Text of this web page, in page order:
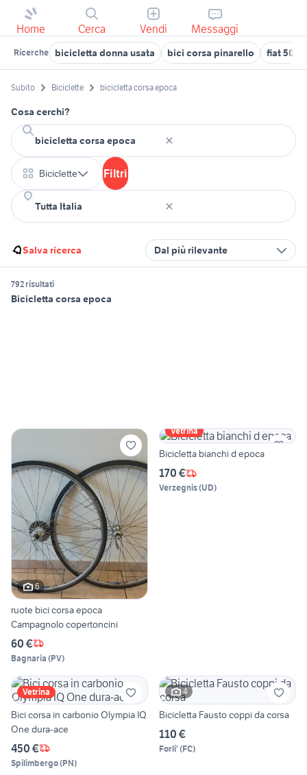
Home Cerca Vendi Messaggi
Ricerche bicicletta donna usata bici corsa pinarello fiat 500
Subito Biciclette bicicletta corsa epoca
Cosa cerchi?
Biciclette Filtri
Salva ricerca Dal più rilevante
792 risultati
Bicicletta corsa epoca
6
ruote bici corsa epoca
Campagnolo copertoncini
60 €
Bagnaria (PV)
Vetrina
Bicicletta bianchi d epoca
170 €
Verzegnis(UD)
Vetrina
Bici corsa in carbonio Olympia IQ
One dura-ace
450 €
Spilimbergo(PN)
4
Bicicletta Fausto coppi da corsa
110 €
Forli' (FC)